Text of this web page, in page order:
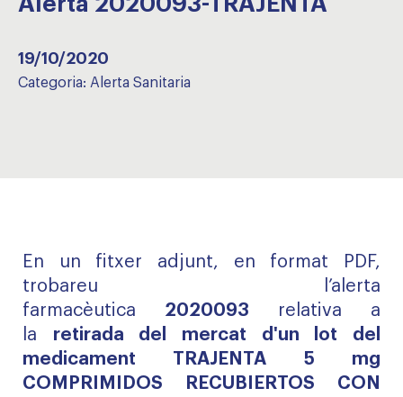
19/10/2020
Categoria: Alerta Sanitaria
En un fitxer adjunt, en format PDF,
trobareu l’alerta
farmacèutica 2020093 relativa a
la retirada del mercat d'un lot del
medicament TRAJENTA 5 mg
COMPRIMIDOS RECUBIERTOS CON